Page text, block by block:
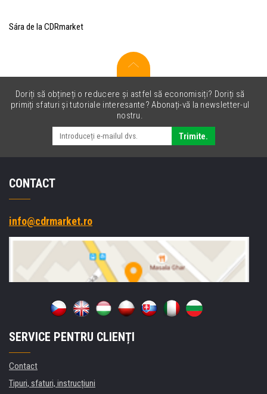
Sára de la CDRmarket
Doriți să obțineți o reducere și astfel să economisiți? Doriți să
primiți sfaturi și tutoriale interesante? Abonați-vă la newsletter-ul
nostru.
Trimite.
CONTACT
info@cdrmarket.ro
SERVICE PENTRU CLIENȚI
Contact
Tipuri, sfaturi, instrucțiuni